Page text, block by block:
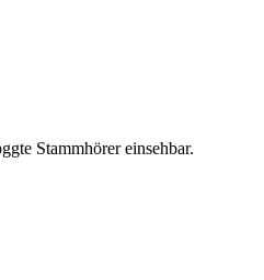
Stammhörer einsehbar.